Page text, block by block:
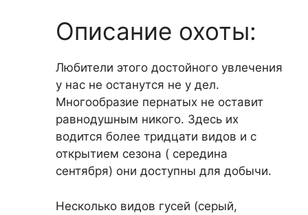
Описание охоты:
Любители этого достойного увлечения
у нас не останутся не у дел.
Многообразие пернатых не оставит
равнодушным никого. Здесь их
водится более тридцати видов и с
открытием сезона ( середина
сентября) они доступны для добычи.
Несколько видов гусей (серый,